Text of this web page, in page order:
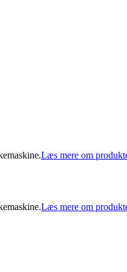
Læs mere om
Læs mere om